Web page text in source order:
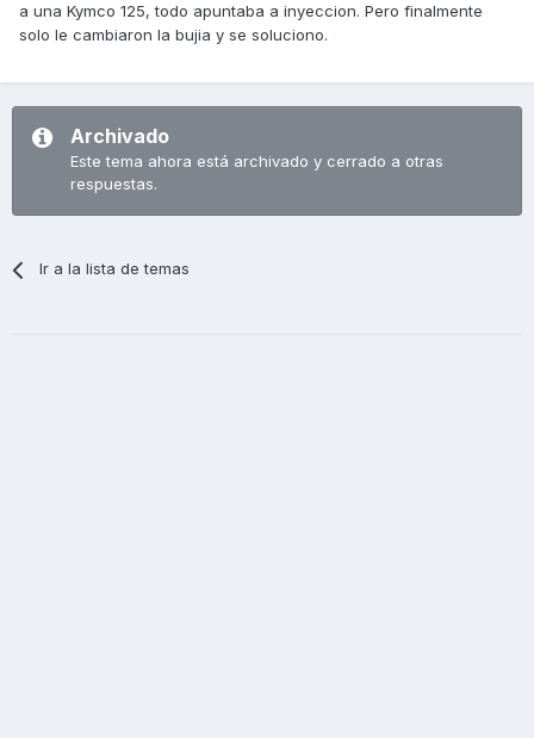
a una Kymco 125, todo apuntaba a inyeccion. Pero finalmente
solo le cambiaron la bujia y se soluciono.
Archivado
Este tema ahora está archivado y cerrado a otras
respuestas.
Ir a la lista de temas